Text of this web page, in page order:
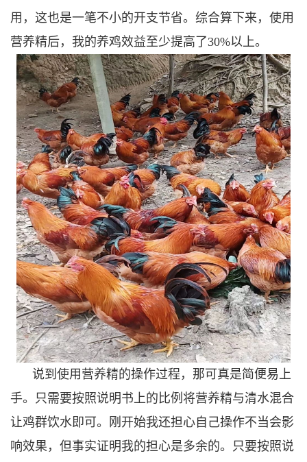
用，这也是一笔不小的开支节省。综合算下来，使用
营养精后，我的养鸡效益至少提高了30%以上。
说到使用营养精的操作过程，那可真是简便易上
手。只需要按照说明书上的比例将营养精与清水混合
让鸡群饮水即可。刚开始我还担心自己操作不当会影
响效果，但事实证明我的担心是多余的。只要按照说